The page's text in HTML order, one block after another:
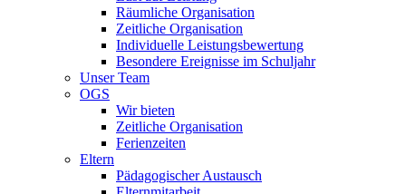
Räumliche Organisation
Zeitliche Organisation
Individuelle Leistungsbewertung
Besondere Ereignisse im Schuljahr
Unser Team
OGS
Wir bieten
Zeitliche Organisation
Ferienzeiten
Eltern
Pädagogischer Austausch